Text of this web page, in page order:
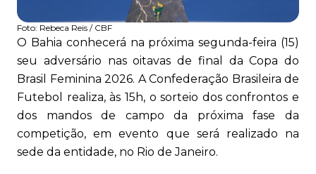
Foto: Rebeca Reis / CBF
O Bahia conhecerá na próxima segunda-feira (15)
seu adversário nas oitavas de final da Copa do
Brasil Feminina 2026. A Confederação Brasileira de
Futebol realiza, às 15h, o sorteio dos confrontos e
dos mandos de campo da próxima fase da
competição, em evento que será realizado na
sede da entidade, no Rio de Janeiro.